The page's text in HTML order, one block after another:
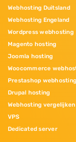
Webhosting Duitsland
Webhosting Engeland
Wordpress webhosting
Magento hosting
Joomla hosting
Woocommerce
Prestashop webhosting
Drupal hosting
Webhosting vergelijken
VPS
Dedicated server